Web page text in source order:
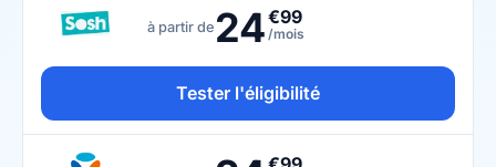
à partir de 24€99
/mois
Tester l'éligibilité